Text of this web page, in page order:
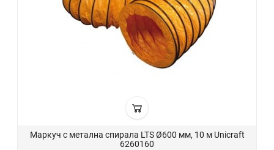
Маркуч с метална спирала LTS Ø600 мм, 10 м Unicraft
6260160